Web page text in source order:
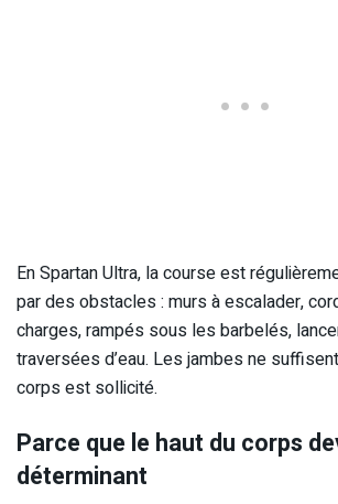
En Spartan Ultra, la course est
par des obstacles : murs à escalader,
charges, rampés sous les barbelés,
traversées d’eau. Les jambes ne
corps est sollicité.
Parce que le haut du corps
déterminant